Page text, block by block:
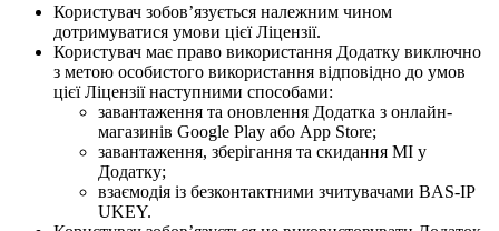
Користувач зобов’язується належним чином
дотримуватися умови цієї Ліцензії.
Користувач має право використання Додатку виключно
з метою особистого використання відповідно до умов
цієї Ліцензії наступними способами:
завантаження та оновлення Додатка з онлайн-
магазинів Google Play або App Store;
завантаження, зберігання та скидання МІ у
Додатку;
взаємодія із безконтактними зчитувачами BAS-IP
UKEY.